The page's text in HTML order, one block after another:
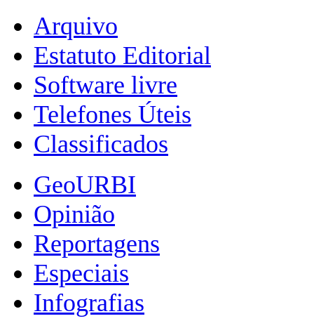
Arquivo
Estatuto Editorial
Software livre
Telefones Úteis
Classificados
GeoURBI
Opinião
Reportagens
Especiais
Infografias